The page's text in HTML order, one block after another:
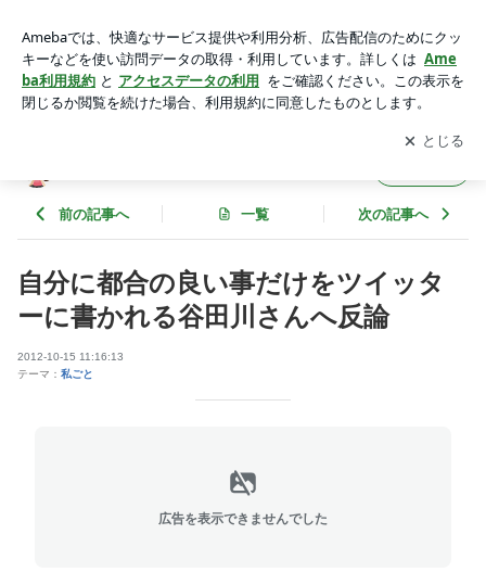
反論 | にっぽんを守りたい！ブログ
アプリをダウンロードして ブログの更新通知
を受け取りまし
ょう。
開く
前の記事へ 一覧 次の記事へ
自分に都合の良い事だけをツイッタ
ーに書かれる谷田川さんへ反論
2012-10-15 11:16:13
テーマ： 私ごと
広告を表示できませんでした